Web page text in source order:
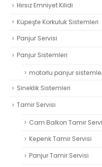
Hırsız Emniyet Kilidi
Küpeşte Korkuluk Sistemleri
Panjur Servisi
Panjur Sistemleri
motorlu panjur
Sineklik Sistemleri
Tamir Servisi
Cam Balkon Tamir
Kepenk Tamir Servisi
Panjur Tamir Servisi